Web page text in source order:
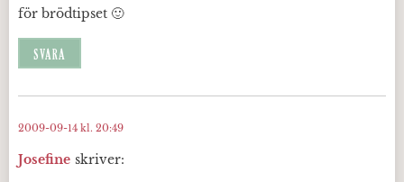
för brödtipset 🙂
SVARA
Josefine skriver:
2009-09-14 kl. 20:49